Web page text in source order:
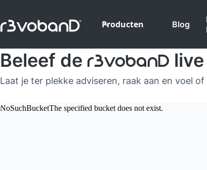
Producten Blog
Beleef de r3vobanD live
Laat je ter plekke adviseren, raak aan en voel